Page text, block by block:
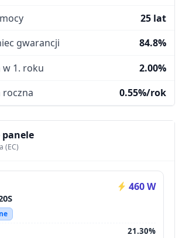
25 lat
gwarancji
84.8%
w 1. roku
2.00%
roczna
0.55%/rok
panele
(EC)
460 W
21.30%